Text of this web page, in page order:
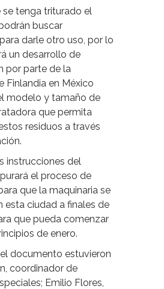
se tenga triturado el
buscar
darle otro uso, por lo
un desarrollo de
por parte de la
Finlandia en México
modelo y tamaño de
que permita
residuos a través
instrucciones del
el proceso de
que la maquinaria se
esta ciudad a finales de
que pueda comenzar
de enero.
documento estuvieron
coordinador de
Emilio Flores,